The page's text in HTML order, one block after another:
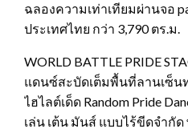
ฉลองความเท่าเทียมผ่านจอ
ประเทศไทย กว่า 3,790 ตร.ม.
WORLD BATTLE PRIDE
แดนซ์สะบัดเต็มพื้นที่ลานเซ็น
ไฮไลต์เด็ด Random Pride
เล่น เต้น มันส์ แบบไร้ขีดจำกั